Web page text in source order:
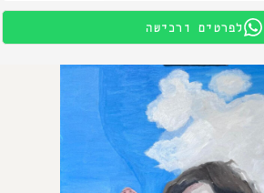
לפרטים ורכישה